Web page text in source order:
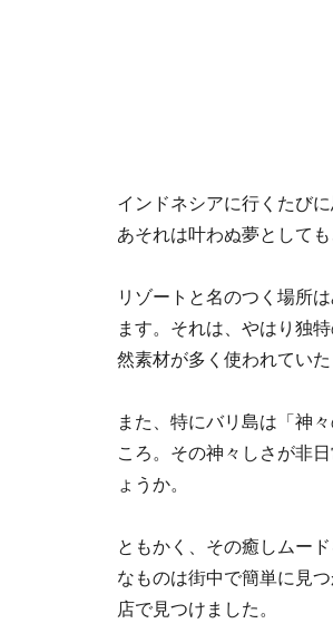
インドネシアに行くたび
あそれは叶わぬ夢として
リゾートと名のつく場所
ます。それは、やはり独
然素材が多く使われてい
また、特にバリ島は「神
ころ。その神々しさが非
ょうか。
ともかく、その癒しムー
なものは街中で簡単に見
店で見つけました。